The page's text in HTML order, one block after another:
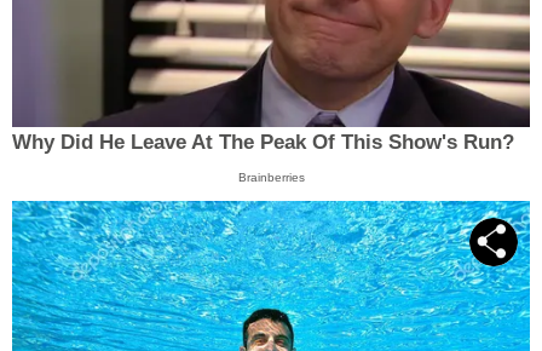
Why Did He Leave At The Peak Of This Show's Run?
Brainberries